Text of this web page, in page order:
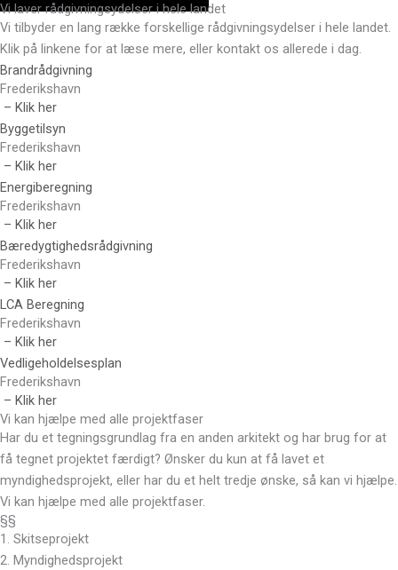
Vi laver rådgivningsydelser i hele landet
Vi tilbyder en lang række forskellige rådgivningsydelser i hele landet.
Klik på linkene for at læse mere, eller kontakt os allerede i dag.
Brandrådgivning
Frederikshavn
– Klik her
Byggetilsyn
Frederikshavn
– Klik her
Energiberegning
Frederikshavn
– Klik her
Bæredygtighedsrådgivning
Frederikshavn
– Klik her
LCA Beregning
Frederikshavn
– Klik her
Vedligeholdelsesplan
Frederikshavn
– Klik her
Vi kan hjælpe med alle projektfaser
Har du et tegningsgrundlag fra en anden arkitekt og har brug for at
få tegnet projektet færdigt? Ønsker du kun at få lavet et
myndighedsprojekt, eller har du et helt tredje ønske, så kan vi hjælpe.
Vi kan hjælpe med alle projektfaser.
§§
1. Skitseprojekt
2. Myndighedsprojekt